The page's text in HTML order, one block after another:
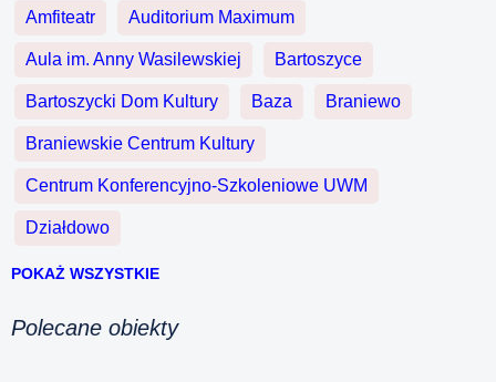
Amfiteatr Auditorium Maximum
Aula im. Anny Wasilewskiej Bartoszyce
Bartoszycki Dom Kultury Baza Braniewo
Braniewskie Centrum Kultury
Centrum Konferencyjno-Szkoleniowe UWM
Działdowo
POKAŻ WSZYSTKIE
Polecane obiekty